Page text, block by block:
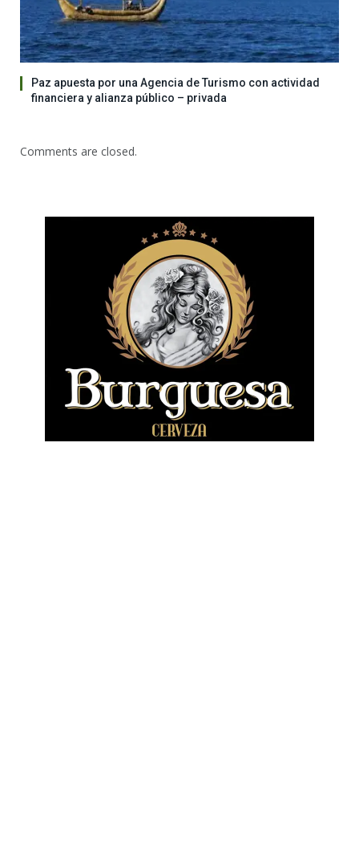
Paz apuesta por una Agencia de Turismo con actividad
financiera y alianza público – privada
Comments are closed.